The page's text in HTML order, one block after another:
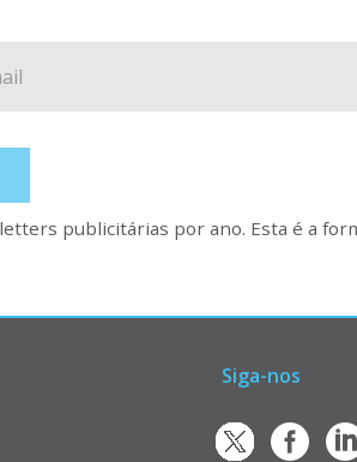
publicitárias por ano. Esta é a
Siga-nos